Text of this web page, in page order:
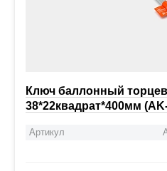
Ключ баллонный
38*22квадрат*400мм
Артикул